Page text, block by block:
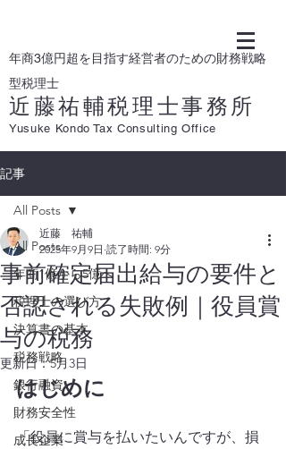
年商3億円超を目指す経営者のための財務戦略
型税理士
近藤祐輔税理士事務所
Yusuke Kondo Tax Consulting Office
記事
All Posts
年商1億から5億へ
税理士の選び方
決算書の基本
税務戦略
銀行融資
財務安全性
成長企業
All Posts
事前確定届出給与の要件と
否認される失敗例｜役員賞
与の税務
近藤 祐輔
2025年9月9日 読了時間: 9分
更新日：5月3日
はじめに
「役員に賞与を払いたいんですが、損